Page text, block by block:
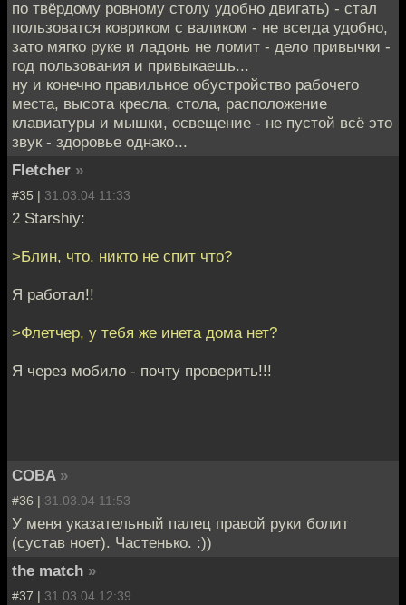
по твёрдому ровному столу удобно двигать) - стал
пользоватся ковриком с валиком - не всегда удобно,
зато мягко руке и ладонь не ломит - дело привычки -
год пользования и привыкаешь...
ну и конечно правильное обустройство рабочего
места, высота кресла, стола, расположение
клавиатуры и мышки, освещение - не пустой всё это
звук - здоровье однако...
Fletcher »
#35 | 31.03.04 11:33
2 Starshiy:
>Блин, что, никто не спит что?
Я работал!!
>Флетчер, у тебя же инета дома нет?
Я через мобило - почту проверить!!!
COBA »
#36 | 31.03.04 11:53
У меня указательный палец правой руки болит
(сустав ноет). Частенько. :))
the match »
#37 | 31.03.04 12:39